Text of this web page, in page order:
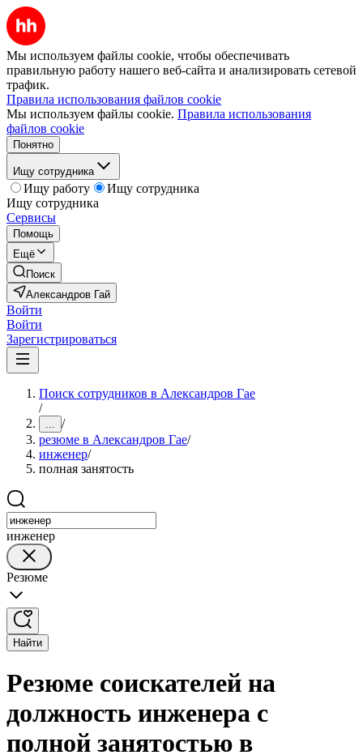
Мы используем файлы cookie, чтобы обеспечивать
правильную работу нашего веб-сайта и анализировать сетевой
трафик.
Правила использования файлов cookie
Мы используем файлы cookie. Правила использования
файлов cookie
Понятно
Ищу сотрудника
Ищу работу
Ищу сотрудника
Ищу сотрудника
Сервисы
Помощь
Ещё
Поиск
Александров Гай
Войти
Войти
Зарегистрироваться
Поиск сотрудников в Александров Гае
/
... /
резюме в Александров Гае/
инженер/
полная занятость
инженер
Резюме
Найти
Резюме соискателей на
должность инженера с
полной занятостью в